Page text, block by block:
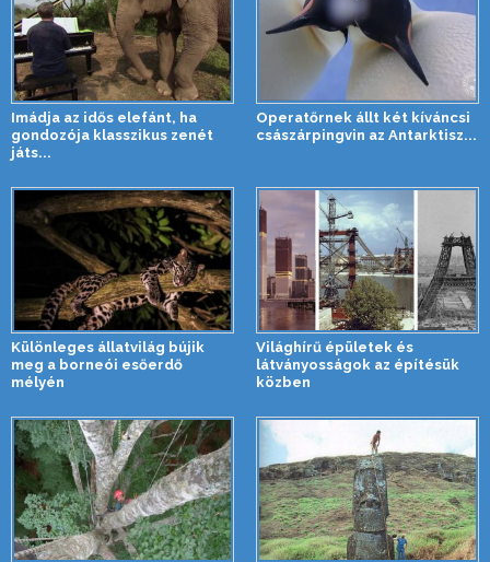
Imádja az idős elefánt, ha
gondozója klasszikus zenét
játs...
Operatőrnek állt két kíváncsi
császárpingvin az Antarktisz...
Különleges állatvilág bújik
meg a borneói esőerdő
mélyén
Világhírű épületek és
látványosságok az építésük
közben